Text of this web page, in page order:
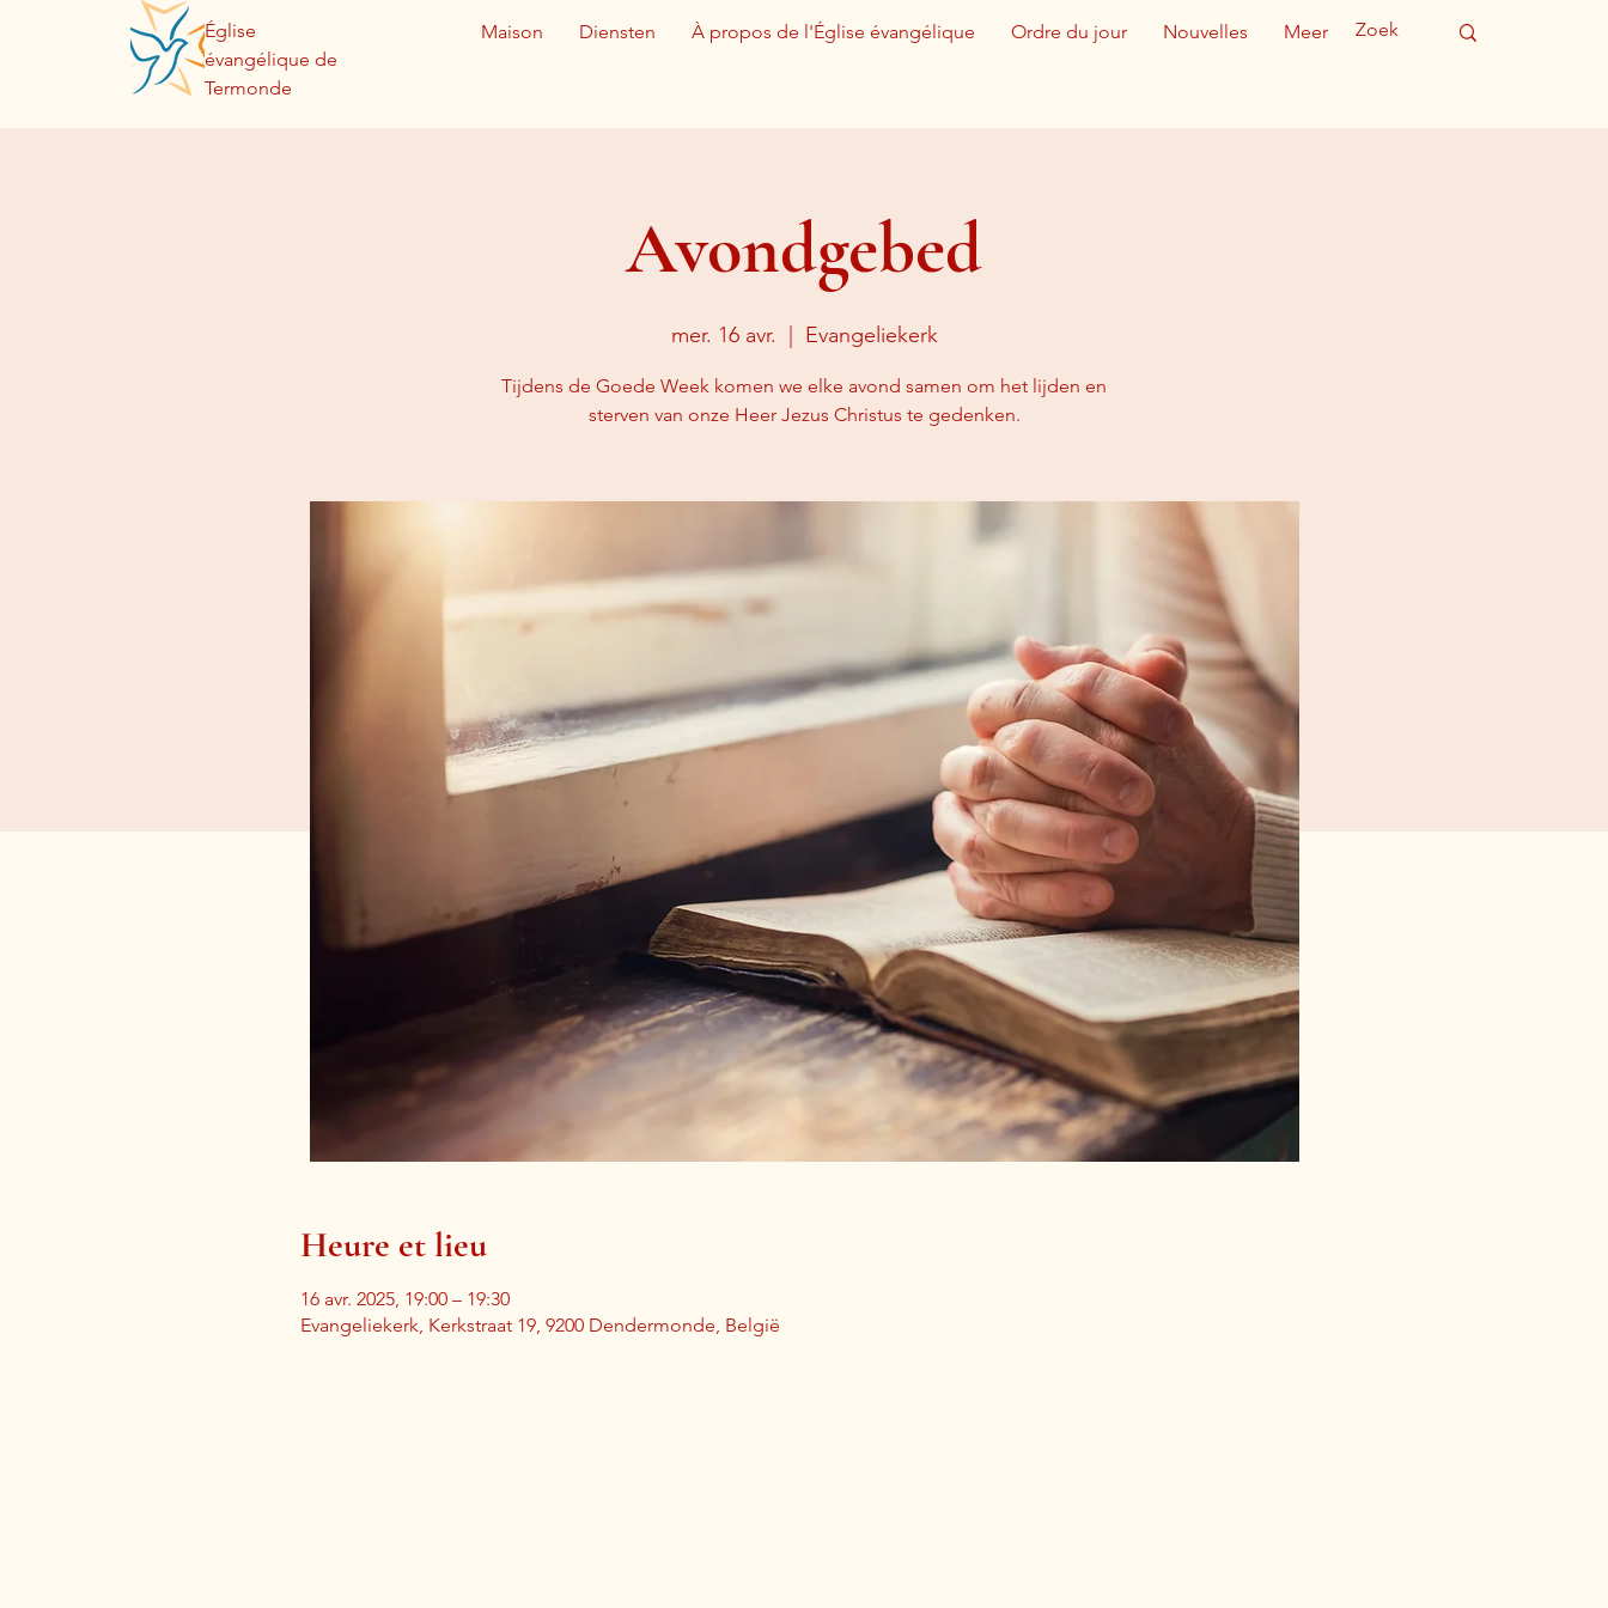
Église
évangélique de
Termonde
Maison Diensten À propos de l'Église évangélique Ordre du jour Nouvelles Meer
Avondgebed
mer. 16 avr. Evangeliekerk
Tijdens de Goede Week komen we elke avond samen om het lijden en
sterven van onze Heer Jezus Christus te gedenken.
Heure et lieu
16 avr. 2025, 19:00 – 19:30
Evangeliekerk, Kerkstraat 19, 9200 Dendermonde, België